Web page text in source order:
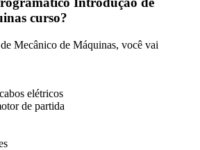
curso?
Mecânico de Máquinas, você vai
elétricos
de partida